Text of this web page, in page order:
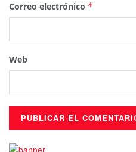
Correo electrónico *
Web